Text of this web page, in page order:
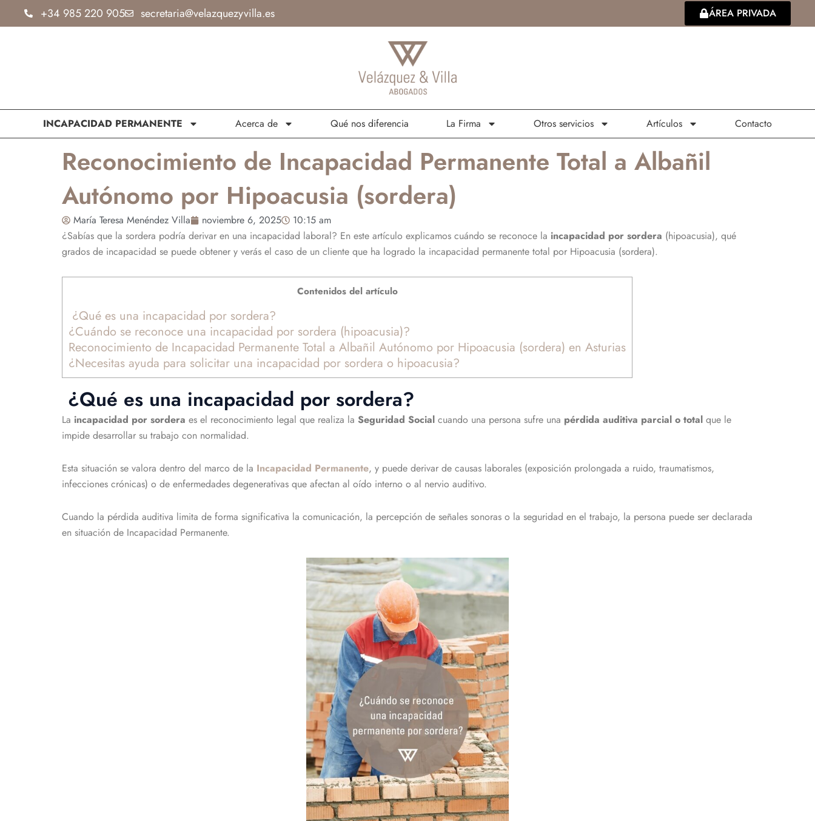
+34 985 220 905 secretaria@velazquezyvilla.es ÁREA PRIVADA
INCAPACIDAD PERMANENTE Acerca de Qué nos diferencia La Firma Otros servicios Artículos Contacto
Reconocimiento de Incapacidad Permanente Total a Albañil
Autónomo por Hipoacusia (sordera)
María Teresa Menéndez Villa noviembre 6, 2025
10:15 am
¿Sabías que la sordera podría derivar en una incapacidad laboral? En este artículo explicamos cuándo se reconoce la incapacidad por sordera (hipoacusia), qué
grados de incapacidad se puede obtener y verás el caso de un cliente que ha logrado la incapacidad permanente total por Hipoacusia (sordera).
Contenidos del artículo
¿Qué es una incapacidad por sordera?
¿Cuándo se reconoce una incapacidad por sordera (hipoacusia)?
Reconocimiento de Incapacidad Permanente Total a Albañil Autónomo por Hipoacusia (sordera) en Asturias
¿Necesitas ayuda para solicitar una incapacidad por sordera o hipoacusia?
¿Qué es una incapacidad por sordera?
La incapacidad por sordera es el reconocimiento legal que realiza la Seguridad Social cuando una persona sufre una pérdida auditiva parcial o total que le
impide desarrollar su trabajo con normalidad.
Esta situación se valora dentro del marco de la Incapacidad Permanente, y puede derivar de causas laborales (exposición prolongada a ruido, traumatismos,
infecciones crónicas) o de enfermedades degenerativas que afectan al oído interno o al nervio auditivo.
Cuando la pérdida auditiva limita de forma significativa la comunicación, la percepción de señales sonoras o la seguridad en el trabajo, la persona puede ser declarada
en situación de Incapacidad Permanente.